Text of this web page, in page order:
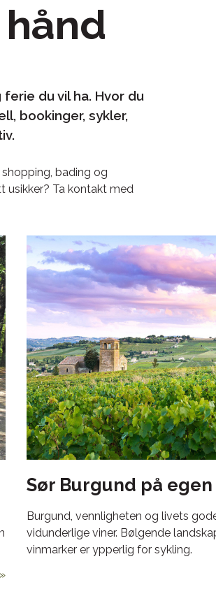
du vil ha. Hvor du
bookinger, sykler,
bading og
usikker? Ta kontakt med
Sør Burgund på
Burgund, vennligheten og livets
vidunderlige viner. Bølgende
vinmarker er ypperlig for sykling.